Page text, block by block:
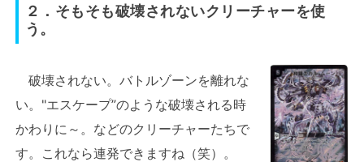
２．そもそも破壊されないクリーチャーを使
う。
破壊されない。バトルゾーンを離れな
い。"エスケープ”のような破壊される時
かわりに～。などのクリーチャーたちで
す。これなら連発できますね（笑）。